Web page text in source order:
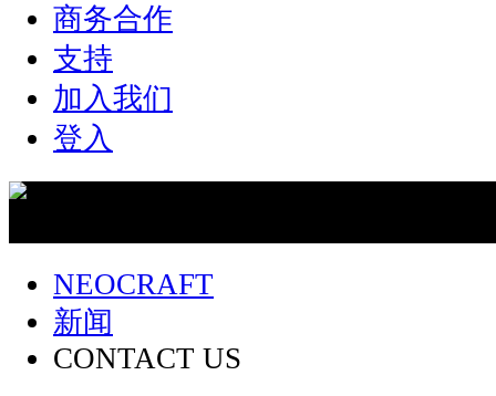
商务合作
支持
加入我们
登入
NEOCRAFT
新闻
CONTACT US